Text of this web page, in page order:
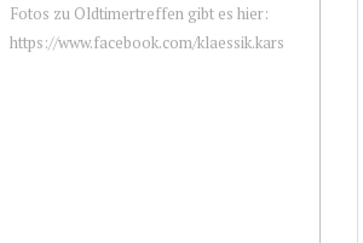
Fotos zu Oldtimertreffen gibt es hier:
https://www.facebook.com/klaessik.kars